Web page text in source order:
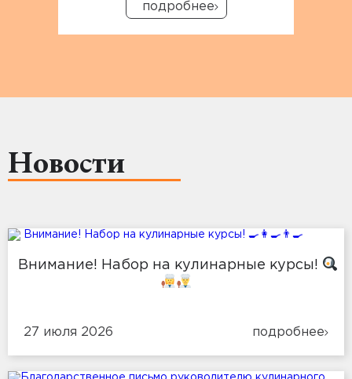
подробнее
Новости
Внимание! Набор на кулинарные курсы!
27 июля 2026 подробнее